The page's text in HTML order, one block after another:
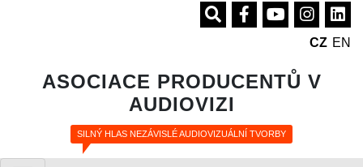
CZ EN
ASOCIACE PRODUCENTŮ V
AUDIOVIZI
SILNÝ HLAS NEZÁVISLÉ AUDIOVIZUÁLNÍ TVORBY